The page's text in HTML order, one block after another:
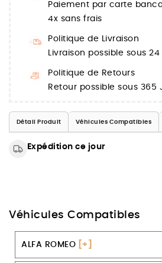
Paiement par carte
4x sans frais
Politique de Livraison
Livraison possible sous 24
Politique de Retours
Retour possible sous 365
Détail Produit Véhicules Compatibles
Expédition ce jour
Véhicules Compatibles
ALFA ROMEO [+]